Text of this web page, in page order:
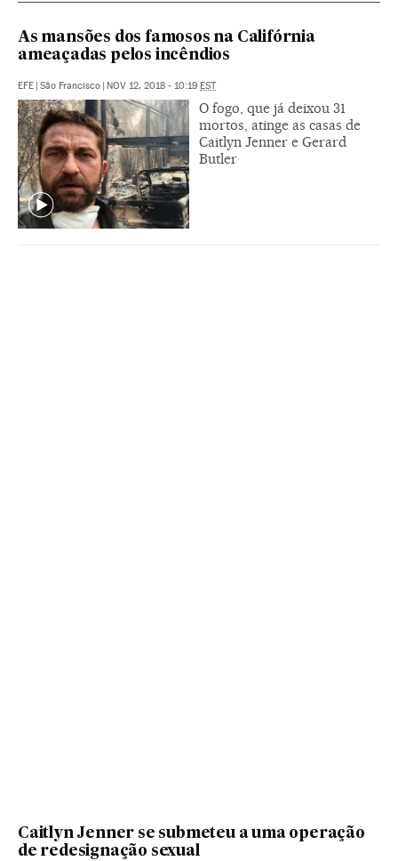
As mansões dos famosos na Califórnia
ameaçadas pelos incêndios
EFE São Francisco NOV 12, 2018 - 10:19 EST
O fogo, que já deixou 31
mortos, atinge as casas de
Caitlyn Jenner e Gerard
Butler
Caitlyn Jenner se submeteu a uma operação
de redesignação sexual